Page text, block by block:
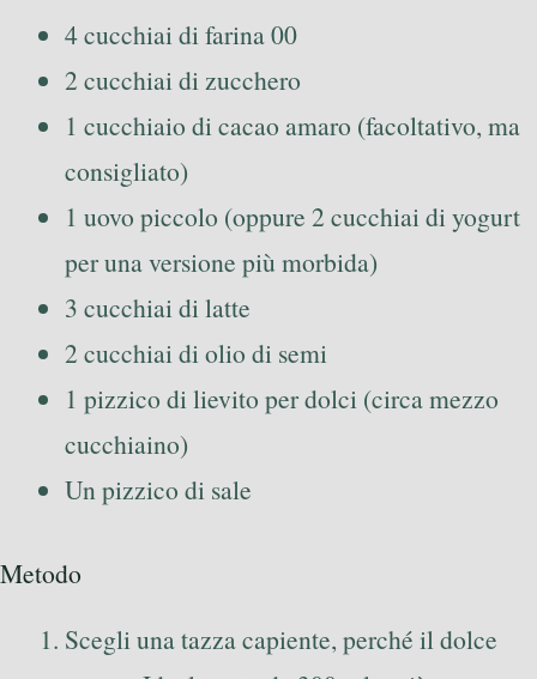
4 cucchiai di farina 00
2 cucchiai di zucchero
1 cucchiaio di cacao amaro (facoltativo, ma
consigliato)
1 uovo piccolo (oppure 2 cucchiai di yogurt
per una versione più morbida)
3 cucchiai di latte
2 cucchiai di olio di semi
1 pizzico di lievito per dolci (circa mezzo
cucchiaino)
Un pizzico di sale
Metodo
Scegli una tazza capiente, perché il dolce